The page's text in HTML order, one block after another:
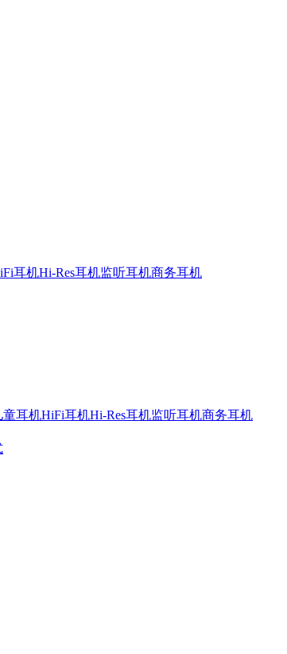
耳机Hi-Res耳机监听耳机商务耳机
童耳机HiFi耳机Hi-Res耳机监听耳机商务耳机